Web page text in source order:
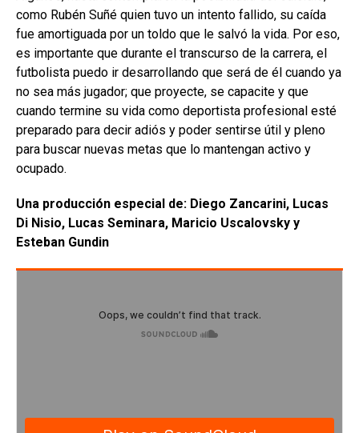
como Rubén Suñé quien tuvo un intento fallido, su caída
fue amortiguada por un toldo que le salvó la vida. Por eso,
es importante que durante el transcurso de la carrera, el
futbolista puedo ir desarrollando que será de él cuando ya
no sea más jugador; que proyecte, se capacite y que
cuando termine su vida como deportista profesional esté
preparado para decir adiós y poder sentirse útil y pleno
para buscar nuevas metas que lo mantengan activo y
ocupado.
Una producción especial de: Diego Zancarini, Lucas
Di Nisio, Lucas Seminara, Maricio Uscalovsky y
Esteban Gundin